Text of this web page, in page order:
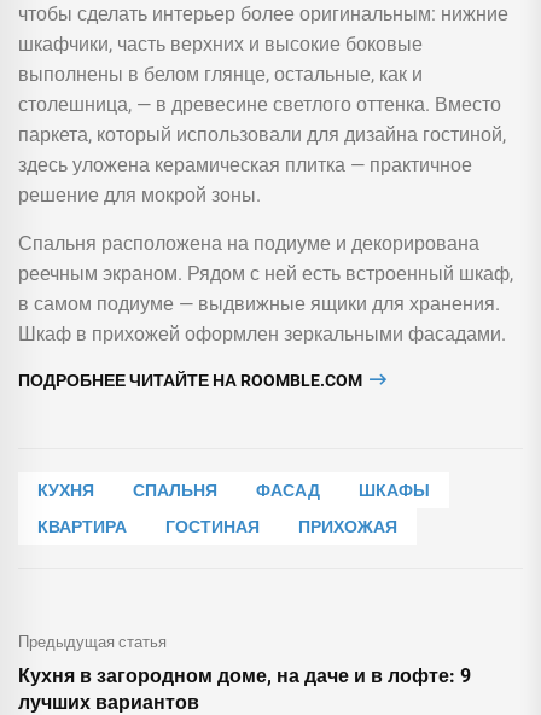
чтобы сделать интерьер более оригинальным: нижние
шкафчики, часть верхних и высокие боковые
выполнены в белом глянце, остальные, как и
столешница, — в древесине светлого оттенка. Вместо
паркета, который использовали для дизайна гостиной,
здесь уложена керамическая плитка — практичное
решение для мокрой зоны.
Спальня расположена на подиуме и декорирована
реечным экраном. Рядом с ней есть встроенный шкаф,
в самом подиуме — выдвижные ящики для хранения.
Шкаф в прихожей оформлен зеркальными фасадами.
ПОДРОБНЕЕ ЧИТАЙТЕ НА ROOMBLE.COM
КУХНЯ СПАЛЬНЯ ФАСАД
ШКАФЫ
КВАРТИРА
ГОСТИНАЯ ПРИХОЖАЯ
Предыдущая статья
Кухня в загородном доме, на даче и в лофте: 9
лучших вариантов